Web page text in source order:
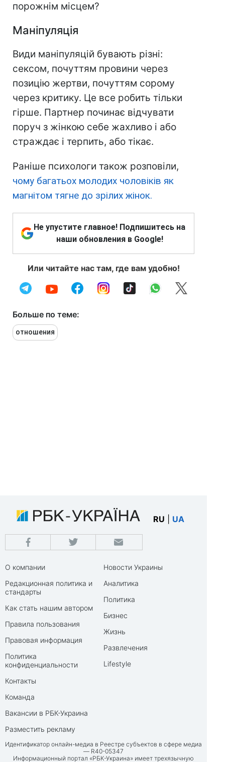
порожнім місцем?
Маніпуляція
Види маніпуляцій бувають різні:
сексом, почуттям провини через
позицію жертви, почуттям сорому
через критику. Це все робить тільки
гірше. Партнер починає відчувати
поруч з жінкою себе жахливо і або
страждає і терпить, або тікає.
Раніше психологи також розповіли,
чому багатьох молодих чоловіків як
магнітом тягне до зрілих жінок.
Не упустите главное! Подпишитесь на
наши обновления в Google!
Или читайте нас там, где вам удобно!
Больше по теме:
отношения
RU UA
О компании
Редакционная политика и
стандарты
Как стать нашим автором
Правила пользования
Правовая информация
Политика
конфиденциальности
Контакты
Команда
Вакансии в РБК-Украина
Разместить рекламу
Новости Украины
Аналитика
Политика
Бизнес
Жизнь
Развлечения
Lifestyle
Идентификатор онлайн-медиа в Реестре субъектов в сфере медиа
— R40-05347
Информационный портал «РБК-Украина» имеет трехязычную